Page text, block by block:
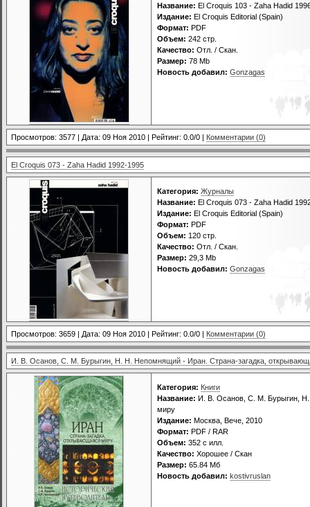
Название: El Croquis 103 - Zaha Hadid
Издание: El Croquis Editorial (Spain)
Формат: PDF
Объем: 242 стр.
Качество: Отл. / Скан.
Размер: 78 Mb
Новость добавил: Gonzagas
Просмотров: 3577 | Дата: 09 Ноя 2010 | Рейтинг: 0.0/0 | Комментарии (0)
El Croquis 073 - Zaha Hadid 1992-1995
Категория: Журналы
Название: El Croquis 073 - Zaha Hadid
Издание: El Croquis Editorial (Spain)
Формат: PDF
Объем: 120 стр.
Качество: Отл. / Скан.
Размер: 29,3 Mb
Новость добавил: Gonzagas
Просмотров: 3659 | Дата: 09 Ноя 2010 | Рейтинг: 0.0/0 | Комментарии (0)
И. В. Осанов, С. М. Бурыгин, Н. Н. Непомнящий - Иран. Страна-загадка,
Категория: Книги
Название: И. В. Осанов, С. М. Бурыгин,
миру
Издание: Москва, Вече, 2010
Формат: PDF / RAR
Объем: 352 с илл.
Качество: Хорошее / Скан
Размер: 65.84 Мб
Новость добавил: kostivruslan